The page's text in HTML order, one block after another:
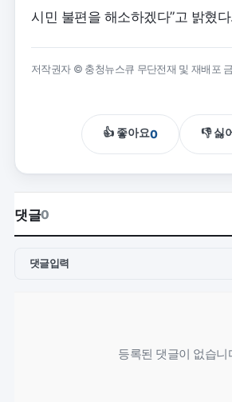
시민 불편을 해소하겠다”고 밝혔
저작권자 © 충청뉴스큐 무단전재 및 재배포
👍 좋아요0 👎 싫
댓글0
댓글입력
등록된 댓글이 없습니